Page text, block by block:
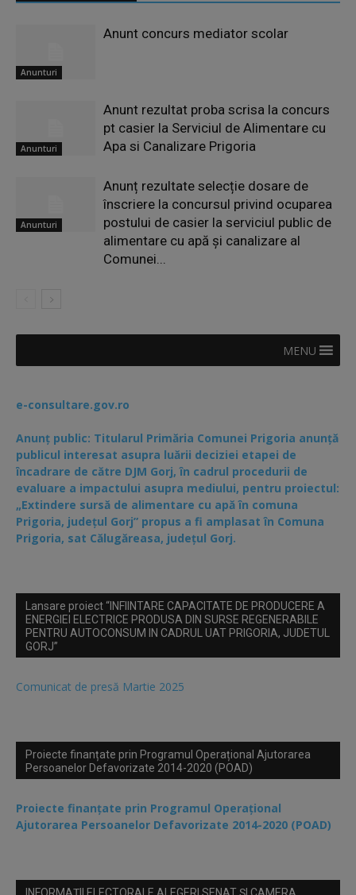
Anunturi
Anunt concurs mediator scolar
Anunturi
Anunt rezultat proba scrisa la concurs
pt casier la Serviciul de Alimentare cu
Apa si Canalizare Prigoria
Anunturi
Anunț rezultate selecție dosare de
înscriere la concursul privind ocuparea
postului de casier la serviciul public de
alimentare cu apă și canalizare al
Comunei...
MENU
e-consultare.gov.ro
Anunț public: Titularul Primăria Comunei Prigoria anunță
publicul interesat asupra luării deciziei etapei de
încadrare de către DJM Gorj, în cadrul procedurii de
evaluare a impactului asupra mediului, pentru proiectul:
„Extindere sursă de alimentare cu apă în comuna
Prigoria, județul Gorj” propus a fi amplasat în Comuna
Prigoria, sat Călugăreasa, județul Gorj.
Lansare proiect “INFIINTARE CAPACITATE DE PRODUCERE A
ENERGIEI ELECTRICE PRODUSA DIN SURSE REGENERABILE
PENTRU AUTOCONSUM IN CADRUL UAT PRIGORIA, JUDETUL
GORJ”
Comunicat de presă Martie 2025
Proiecte finanțate prin Programul Operațional Ajutorarea
Persoanelor Defavorizate 2014-2020 (POAD)
Proiecte finanțate prin Programul Operațional
Ajutorarea Persoanelor Defavorizate 2014-2020 (POAD)